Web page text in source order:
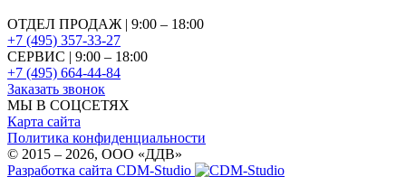
ОТДЕЛ ПРОДАЖ | 9:00 – 18:00
+7 (495) 357-33-27
СЕРВИС | 9:00 – 18:00
+7 (495) 664-44-84
Заказать звонок
МЫ В СОЦСЕТЯХ
Карта сайта
Политика конфиденциальности
© 2015 – 2026, OOO «ДДВ»
Разработка сайта CDM-Studio